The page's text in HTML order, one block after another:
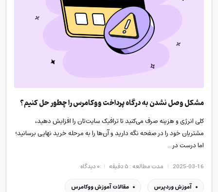
مشکل وصل نشدن به درگاه پرداخت ووکامرس را چطور حل کنیم؟
کلی انرژی و هزینه صرف می‌کنید تا ترافیک سایت‌تان را افزایش دهید،
مشتریان‌ خود را در صفحه نگه دارید و آن‌ها را به مرحله خرید نهایی برسانید؛
اما درست در…
2025-03-16 مدت مطالعه : ۵ دقیقه ۰دیدگاه
آموزش وردپرس مقالات آموزش ووکامرس